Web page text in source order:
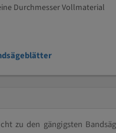
Durchmesser Vollmaterial
zu den gängigsten